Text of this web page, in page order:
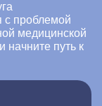
с проблемой
медицинской
начните путь к